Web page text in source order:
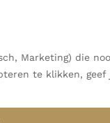
Marketing) die
te klikken, geef